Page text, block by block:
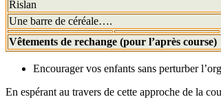
Rislan
Une barre de céréale….
Vêtements de rechange (pour l’après course)
Encourager vos enfants sans perturber
En espérant au travers de cette approche de la